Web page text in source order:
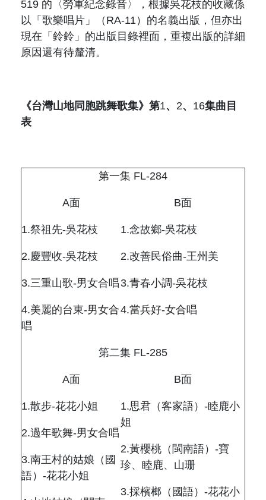
519 的〈勞軍紀念錄音〉，根據吳花枝的收藏係
以「歌樂唱片」（ RA-11 ）的名義出版，但亦出
現在「鈴鈴」的出版目錄裡面，重複出版的詳細
原因還有待釐清。
《台灣山地同胞跳舞歌集》第1、 2、 16集曲目
表
第一集 FL-284
A面 B面
1.祭祖先-吳花枝
2.慶豐收-吳花枝
3.三重山歌-男女合唱
4.美麗的台東-男女合
唱
1.念故鄉-吳花枝
2.改善民俗曲-王州美
3.青春小調-吳花枝
4.當兵好-女合唱
第二集 FL-285
A面 B面
1.散步-花花小姐
2.過年歌舞-男女合唱
3.南王村的姑娘（國
語） -花花小姐
1.思君（客家語） -睦鹿小
姐
2.黃櫻桃（閩南語） -寶
珍、睦鹿、山珊
3.採檳榔（國語） -花花小